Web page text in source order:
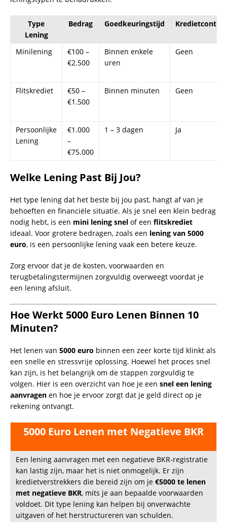
terugbetalingstermijnen zorgvuldig overweegt voordat je
een lening afsluit.
Hoe Werkt 5000 Euro Lenen Binnen 10
5000 euro
volgen. Hier is een overzicht van hoe je een
snel een lening
aanvragen
en hoe je ervoor zorgt dat je geld direct op je
rekening ontvangt.
5000 Euro Lenen met Negatieve BKR
Een lening aanvragen met een negatieve BKR-registratie
kan lastig zijn, maar het is niet onmogelijk. Er zijn
kredietverstrekkers die bereid zijn om je€5000 te lenen
met negatieve BKR, mits je aan bepaalde voorwaarden
voldoet. Dit type lening kan helpen bij onverwachte
uitgaven of het herstructureren van schulden.
Opties voor lenen met negatieve BKR
✅Particuliere kredietverstrekkers– flexibele
voorwaarden, minder strikte controles
✅Minilening aanbieders
✅ Onderpand lening– lenen tegen waarde van je auto of
ander bezit
✅ Lening via familie/vrienden – informele afspraken
zonder BKR-toetsing
Leenvorm
Zonder BKR-
check
Snelle goedkeuring, hogere rente
mogelijk
Met
onderpand
Lagere rente, zekerheid voor de
verstrekker
Let op:
Leningen zonder BKR-toetsing hebben vaak
hogere rentes en striktere voorwaarden. Vergelijk
aanbieders zorgvuldig en leen verantwoord om